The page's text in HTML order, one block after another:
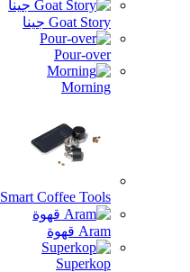
Goat Story جينا
Pour-over
Morning
Smart Coffee Tools
Aram قهوة
Superkop